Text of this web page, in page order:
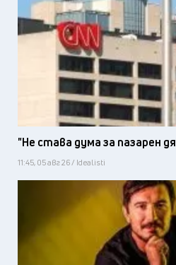
"Не става дума за пазарен
11:45, 05 авг 26 / Idealisti